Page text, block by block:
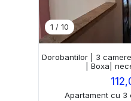
1 / 10
Dorobantilor | 3
| Boxa|
Apartament cu 3